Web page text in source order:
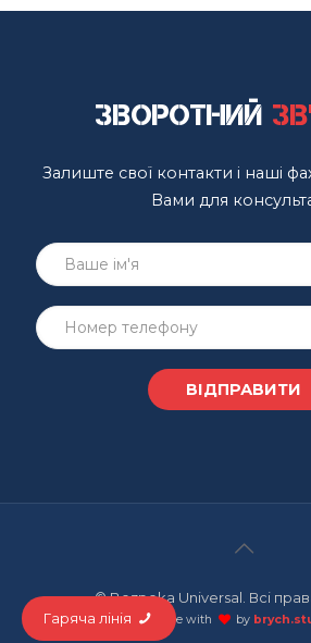
Зворотний
Залиште свої контакти і наші
Вами для
© Bezpeka Universal. Всі
made with by
Гаряча лінія